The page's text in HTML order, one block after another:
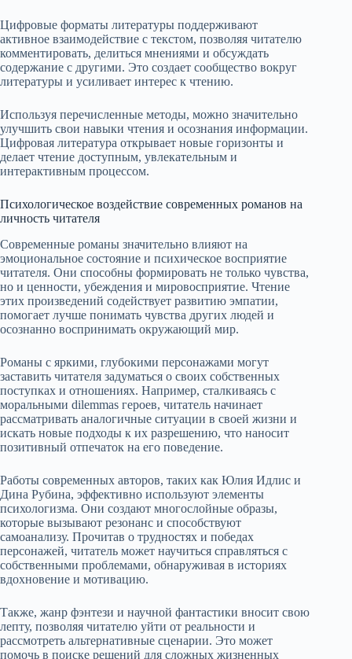
Цифровые форматы литературы поддерживают
активное взаимодействие с текстом, позволяя читателю
комментировать, делиться мнениями и обсуждать
содержание с другими. Это создает сообщество вокруг
литературы и усиливает интерес к чтению.
Используя перечисленные методы, можно значительно
улучшить свои навыки чтения и осознания информации.
Цифровая литература открывает новые горизонты и
делает чтение доступным, увлекательным и
интерактивным процессом.
Психологическое воздействие современных романов на
личность читателя
Современные романы значительно влияют на
эмоциональное состояние и психическое восприятие
читателя. Они способны формировать не только чувства,
но и ценности, убеждения и мировосприятие. Чтение
этих произведений содействует развитию эмпатии,
помогает лучше понимать чувства других людей и
осознанно воспринимать окружающий мир.
Романы с яркими, глубокими персонажами могут
заставить читателя задуматься о своих собственных
поступках и отношениях. Например, сталкиваясь с
моральными dilemmas героев, читатель начинает
рассматривать аналогичные ситуации в своей жизни и
искать новые подходы к их разрешению, что наносит
позитивный отпечаток на его поведение.
Работы современных авторов, таких как Юлия Идлис и
Дина Рубина, эффективно используют элементы
психологизма. Они создают многослойные образы,
которые вызывают резонанс и способствуют
самоанализу. Прочитав о трудностях и победах
персонажей, читатель может научиться справляться с
собственными проблемами, обнаруживая в историях
вдохновение и мотивацию.
Также, жанр фэнтези и научной фантастики вносит свою
лепту, позволяя читателю уйти от реальности и
рассмотреть альтернативные сценарии. Это может
помочь в поиске решений для сложных жизненных